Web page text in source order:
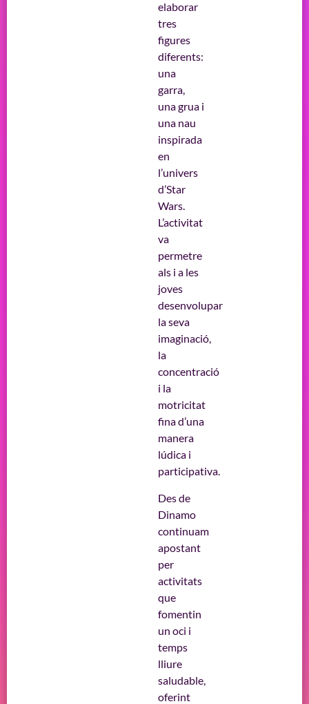
elaborar
tres
figures
diferents:
una
garra,
una grua i
una nau
inspirada
en
l’univers
d’Star
Wars.
L’activitat
va
permetre
als i a les
joves
desenvolupar
la seva
imaginació,
la
concentració
i la
motricitat
fina d’una
manera
lúdica i
participativa.
Des de
Dinamo
continuam
apostant
per
activitats
que
fomentin
un oci i
temps
lliure
saludable,
oferint